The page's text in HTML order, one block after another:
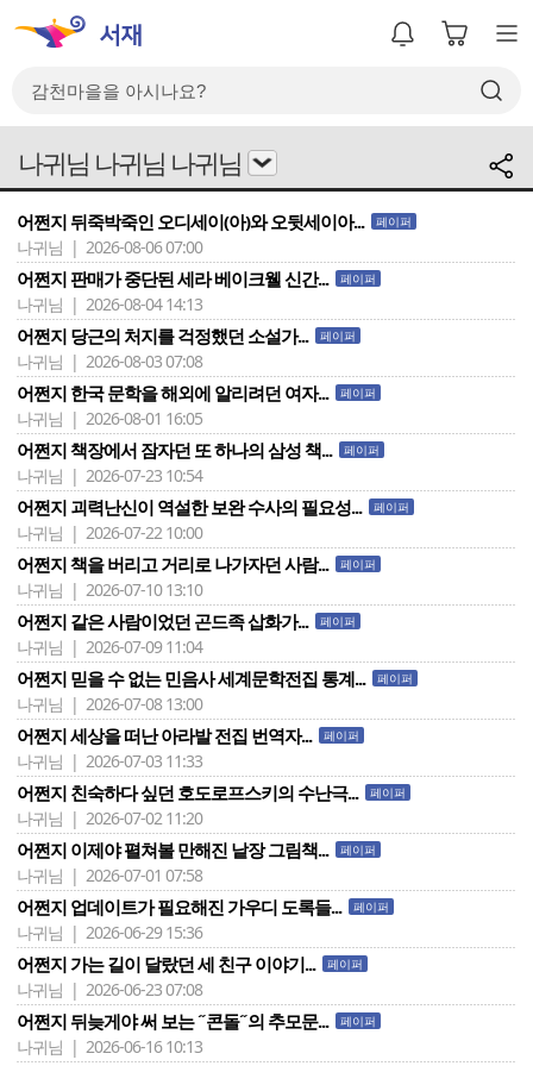
나귀님 나귀님 나귀님
어쩐지 뒤죽박죽인 오디세이(아)와 오뒷세이아... 페이퍼
나귀님 | 2026-08-06 07:00
어쩐지 판매가 중단된 세라 베이크웰 신간... 페이퍼
나귀님 | 2026-08-04 14:13
어쩐지 당근의 처지를 걱정했던 소설가... 페이퍼
나귀님 | 2026-08-03 07:08
어쩐지 한국 문학을 해외에 알리려던 여자... 페이퍼
나귀님 | 2026-08-01 16:05
어쩐지 책장에서 잠자던 또 하나의 삼성 책... 페이퍼
나귀님 | 2026-07-23 10:54
어쩐지 괴력난신이 역설한 보완 수사의 필요성... 페이퍼
나귀님 | 2026-07-22 10:00
어쩐지 책을 버리고 거리로 나가자던 사람... 페이퍼
나귀님 | 2026-07-10 13:10
어쩐지 같은 사람이었던 곤드족 삽화가... 페이퍼
나귀님 | 2026-07-09 11:04
어쩐지 믿을 수 없는 민음사 세계문학전집 통계... 페이퍼
나귀님 | 2026-07-08 13:00
어쩐지 세상을 떠난 아라발 전집 번역자... 페이퍼
나귀님 | 2026-07-03 11:33
어쩐지 친숙하다 싶던 호도로프스키의 수난극... 페이퍼
나귀님 | 2026-07-02 11:20
어쩐지 이제야 펼쳐볼 만해진 낱장 그림책... 페이퍼
나귀님 | 2026-07-01 07:58
어쩐지 업데이트가 필요해진 가우디 도록들... 페이퍼
나귀님 | 2026-06-29 15:36
어쩐지 가는 길이 달랐던 세 친구 이야기... 페이퍼
나귀님 | 2026-06-23 07:08
어쩐지 뒤늦게야 써 보는 ˝콘돌˝의 추모문... 페이퍼
나귀님 | 2026-06-16 10:13